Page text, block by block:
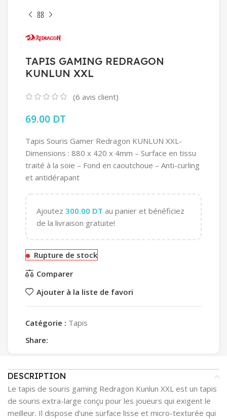
TAPIS GAMING REDRAGON
KUNLUN XXL
(6 avis client)
69.00 DT
Tapis Souris Gamer Redragon KUNLUN XXL-
Dimensions : 880 x 420 x 4mm – Surface en tissu
traité à la soie – Fond en caoutchoue – Anti-curling
et antidérapant
Ajoutez 300.00 DT au panier et bénéficiez
de la livraison gratuite!
Rupture de stock
Comparer
Ajouter à la liste de favori
Catégorie : Tapis
Share:
DESCRIPTION
Le tapis de souris gaming Redragon Kunlun XXL est un tapis
de souris extra-large conçu pour les joueurs qui exigent le
meilleur. Il dispose d’une surface lisse et micro-texturée qui